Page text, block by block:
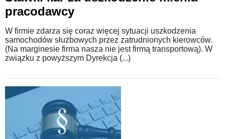
pracodawcy
W firmie zdarza się coraz więcej sytuacji uszkodzenia
samochodów służbowych przez zatrudnionych kierowców.
(Na marginesie firma nasza nie jest firmą transportową). W
związku z powyższym Dyrekcja (...)